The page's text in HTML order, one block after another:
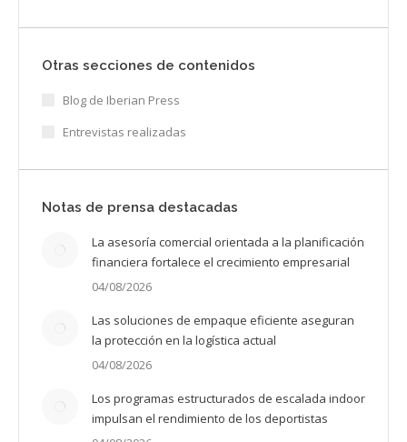
Otras secciones de contenidos
Blog de Iberian Press
Entrevistas realizadas
Notas de prensa destacadas
La asesoría comercial orientada a la planificación
financiera fortalece el crecimiento empresarial
04/08/2026
Las soluciones de empaque eficiente aseguran
la protección en la logística actual
04/08/2026
Los programas estructurados de escalada indoor
impulsan el rendimiento de los deportistas